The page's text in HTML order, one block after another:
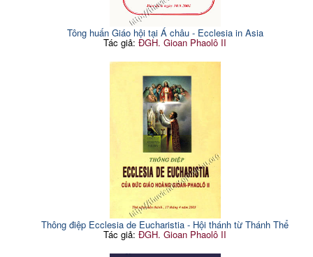
Tông huấn Giáo hội tại Á châu - Ecclesia in Asia
Tác giả:ĐGH. Gioan Phaolô II
Thông điệp Ecclesia de Eucharistia - Hội thánh từ Thánh Thể
Tác giả:ĐGH. Gioan Phaolô II